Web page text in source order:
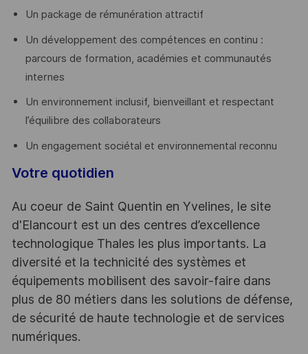
Un package de rémunération attractif
Un développement des compétences en continu :
parcours de formation, académies et communautés
internes
Un environnement inclusif, bienveillant et respectant
l’équilibre des collaborateurs
Un engagement sociétal et environnemental reconnu
Votre quotidien
Au coeur de Saint Quentin en Yvelines, le site
d'Elancourt est un des centres d’excellence
technologique Thales les plus importants. La
diversité et la technicité des systèmes et
équipements mobilisent des savoir-faire dans
plus de 80 métiers dans les solutions de défense,
de sécurité de haute technologie et de services
numériques.